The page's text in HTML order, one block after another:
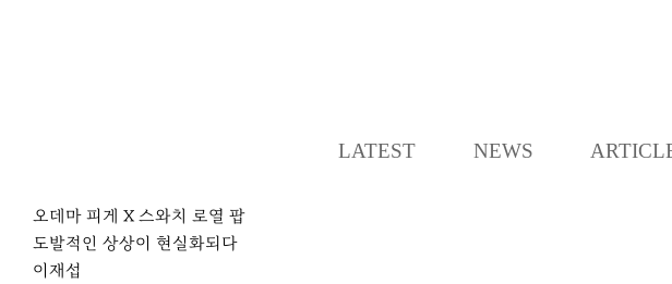
C
LATEST NEWS
오데마 피게 X 스와치 로열 팝
도발적인 상상이 현실화되다
이재섭